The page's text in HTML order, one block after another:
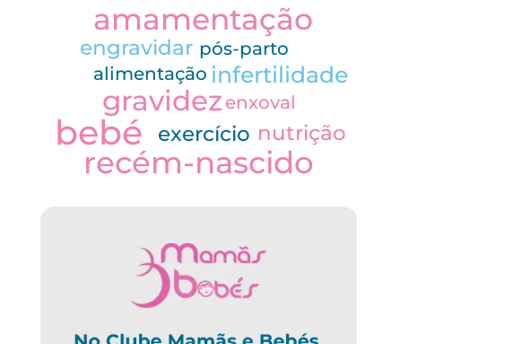
amamentação
engravidar pós-parto
alimentação infertilidade
gravidez enxoval
bebé exercício nutrição
recém-nascido